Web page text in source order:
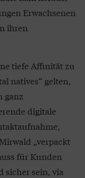
Erwachsenen
ihren
tiefe Affinität zu
natives“ gelten,
ganz
digitale
„verpackt
für Kunden
sicher sein, via